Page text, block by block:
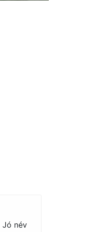
Jó név